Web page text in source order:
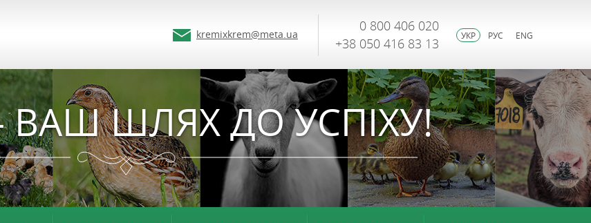
УКР РУС ENG
kremixkrem@meta.ua
0 800 406 020
+38 050 416 83 13
ВАШ ШЛЯХ ДО УСПІХУ!